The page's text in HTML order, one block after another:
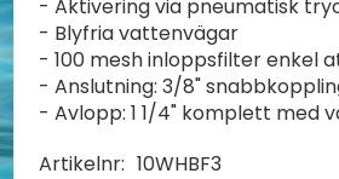
- Aktivering via pneumatisk
- Blyfria vattenvägar
- 100 mesh inloppsfilter enkel
- Anslutning: 3/8"
- Avlopp: 1 1/4" komplett med
Artikelnr: 10WHBF3